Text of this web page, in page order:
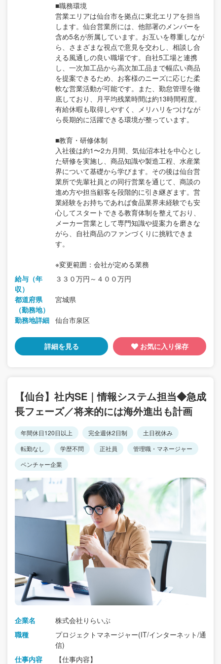
■職務環境
営業エリアは仙台市を拠点に東北エリアを担当
します。仙台営業所には、他部署のメンバーを
含め5名が所属しています。お互いを尊重しなが
ら、さまざまな視点で意見を交わし、相談し合
える風通しの良い職場です。自社5工場と連携
し、一次加工品から高次加工品まで幅広い商品
を提案できるため、お客様のニーズに応じた柔
軟な営業活動が可能です。また、勤怠管理を徹
底しており、月平均残業時間は約13時間程度。
有給休暇も取得しやすく、メリハリをつけなが
ら長期的に活躍できる環境が整っています。
■教育・研修体制
入社後は約1〜2カ月間、気仙沼本社を中心とし
た研修を実施し、商品知識や製造工程、水産業
界について基礎から学びます。その後は仙台営
業所で先輩社員との同行営業を通じて、商談の
進め方や担当顧客を段階的に引き継ぎます。営
業経験をお持ちであれば食品業界未経験でも安
心してスタートできる教育体制を整えており、
メーカー営業として専門知識や提案力を磨きな
がら、自社商品のファンづくりに挑戦できま
す。
※変更範囲：会社が定める業務
給与（年
収）
３３０万円～４００万円
都道府県
（勤務地）
宮城県
勤務地詳細 仙台市泉区
詳細を見る お気に入り保存
【仙台】社内SE｜情報システム担当◆急成
長フェーズ／将来的には海外進出も計画
年間休日120日以上 完全週休2日制
土日祝休み
転勤なし
学歴不問 正社員
管理職・マネージャー
ベンチャー企業
企業名
株式会社りらいぶ
職種
プロジェクトマネージャー(IT/インターネット/通
信)
仕事内容
【仕事内容】